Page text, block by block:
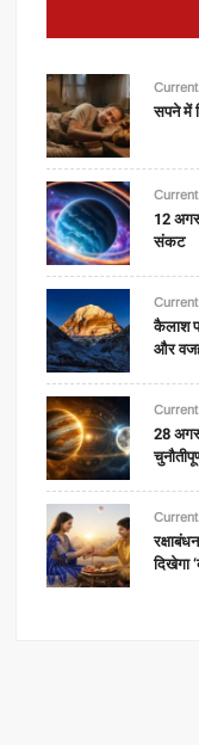
सपने में
12
संकट
कैलाश
और
28
दिखेगा